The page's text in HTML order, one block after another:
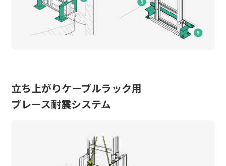
立ち上がりケーブルラック用
ブレース耐震システム